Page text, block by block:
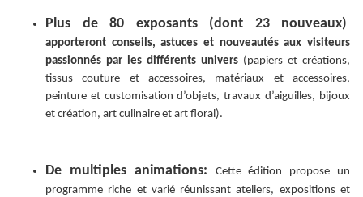
Plus de 80 exposants (dont 23 nouveaux)
apporteront conseils, astuces et nouveautés aux visiteurs
passionnés par les différents univers (papiers et créations,
tissus couture et accessoires, matériaux et accessoires,
peinture et customisation d’objets, travaux d’aiguilles, bijoux
et création, art culinaire et art floral).
De multiples animations:
Cette édition propose un
programme riche et varié réunissant ateliers, expositions et